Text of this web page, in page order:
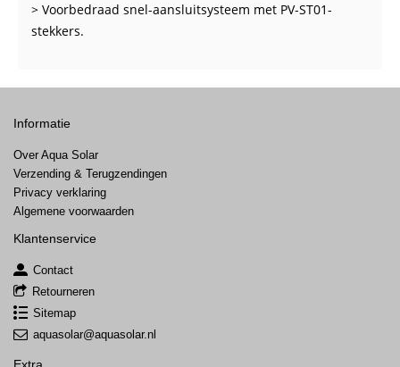
> Voorbedraad snel-aansluitsysteem met PV-ST01-
stekkers.
Informatie
Over Aqua Solar
Verzending & Terugzendingen
Privacy verklaring
Algemene voorwaarden
Klantenservice
Contact
Retourneren
Sitemap
aquasolar@aquasolar.nl